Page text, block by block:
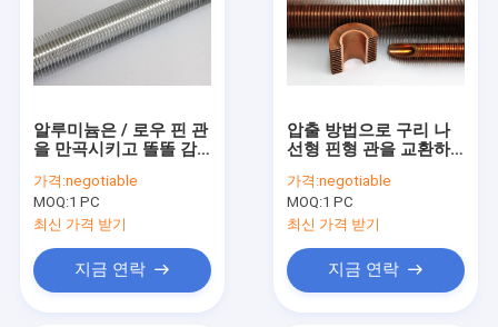
알루미늄은 / 로우 핀 관
을 만곡시키고 똘똘 감
것을 가진 핀형 관을 밀
어냈습니다
가격:negotiable
MOQ:1 PC
최신 가격 받기
지금 연락
압출 방법으로 구리 나
선형 핀형 관을 교환하
가격:negotiable
MOQ:1 PC
최신 가격 받기
지금 연락